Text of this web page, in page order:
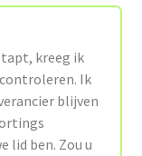
kreeg ik
Ik
blijven
lid ben. Zou u